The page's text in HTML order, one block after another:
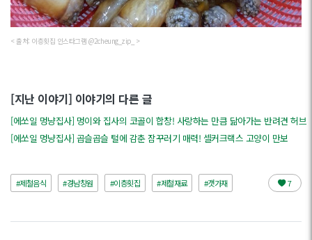
< 출처: 이층횟집 인스타그램 @2cheung_zip_ >
[지난 이야기] 이야기의 다른 글
[에쏘일 멍냥집사] 멍이와 집사의 코골이 합창! 사랑하는 만큼 닮아가는 반려견 허브
[에쏘일 멍냥집사] 곱슬곱슬 털에 감춘 잠꾸러기 매력! 셀커크랙스 고양이 만보
#제철음식 #경남창원 #이층횟집 #제철재료 #갯가재 7